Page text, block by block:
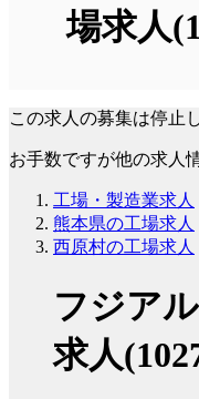
場求人
この求人の募集は停止
お手数ですが他の求人
工場・製造業求人
熊本県の工場求人
西原村の工場求人
フジア
求人